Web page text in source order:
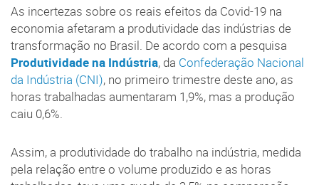
As incertezas sobre os reais efeitos da Covid-19 na
economia afetaram a produtividade das indústrias de
transformação no Brasil. De acordo com a pesquisa
Produtividade na Indústria, da Confederação Nacional
da Indústria (CNI), no primeiro trimestre deste ano, as
horas trabalhadas aumentaram 1,9%, mas a produção
caiu 0,6%.
Assim, a produtividade do trabalho na indústria, medida
pela relação entre o volume produzido e as horas